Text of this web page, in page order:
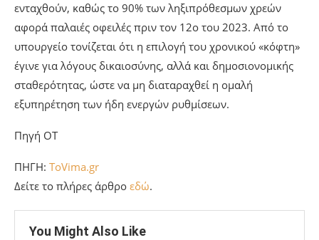
ενταχθούν, καθώς το 90% των ληξιπρόθεσμων χρεών
αφορά παλαιές οφειλές πριν τον 12ο του 2023. Από το
υπουργείο τονίζεται ότι η επιλογή του χρονικού «κόφτη»
έγινε για λόγους δικαιοσύνης, αλλά και δημοσιονομικής
σταθερότητας, ώστε να μη διαταραχθεί η ομαλή
εξυπηρέτηση των ήδη ενεργών ρυθμίσεων.
Πηγή ΟΤ
ΠΗΓΗ: ToVima.gr
Δείτε το πλήρες άρθρο εδώ.
You Might Also Like